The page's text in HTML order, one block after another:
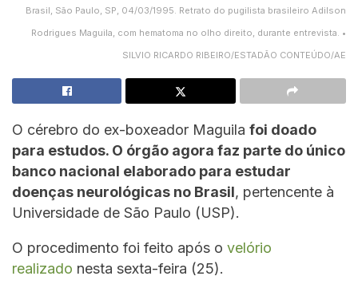
Brasil, São Paulo, SP, 04/03/1995. Retrato do pugilista brasileiro Adilson
Rodrigues Maguila, com hematoma no olho direito, durante entrevista. •
SILVIO RICARDO RIBEIRO/ESTADÃO CONTEÚDO/AE
O cérebro do ex-boxeador Maguila foi doado
para estudos. O órgão agora faz parte do único
banco nacional elaborado para estudar
doenças neurológicas no Brasil, pertencente à
Universidade de São Paulo (USP).
O procedimento foi feito após o velório
realizado nesta sexta-feira (25).